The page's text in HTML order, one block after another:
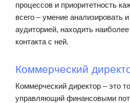
процессов и приоритетность
всего – умение анализировать
аудиторией, находить
контакта с ней.
Коммерческий
Коммерческий директор – это
управляющий финансовыми